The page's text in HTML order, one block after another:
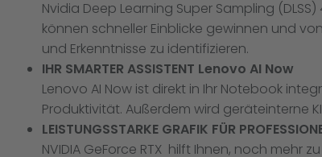
Nvidia Deep Learning Super Sampling
können schneller Einblicke gewinnen und
und Erkenntnisse zu identifizieren.
IHR SMARTER ASSISTENT Lenovo AI Now
Lenovo AI Now ist direkt in Ihr Notebook
Produktivität. Außerdem wird geräteinterne
LEISTUNGSSTARKE GRAFIK FÜR
NVIDIA GeForce RTX hilft Ihnen, noch